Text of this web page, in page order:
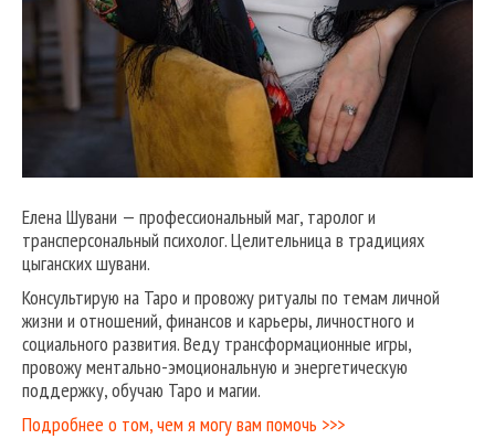
Елена Шувани — профессиональный маг, таролог и
трансперсональный психолог. Целительница в традициях
цыганских шувани.
Консультирую на Таро и провожу ритуалы по темам личной
жизни и отношений, финансов и карьеры, личностного и
социального развития. Веду трансформационные игры,
провожу ментально-эмоциональную и энергетическую
поддержку, обучаю Таро и магии.
Подробнее о том, чем я могу вам помочь >>>